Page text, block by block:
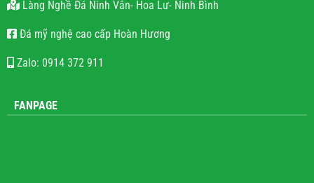
0985.815.390
Làng Nghề Đá Ninh Vân- Hoa Lư- Ninh Bình
Đá mỹ nghệ cao cấp Hoàn Hương